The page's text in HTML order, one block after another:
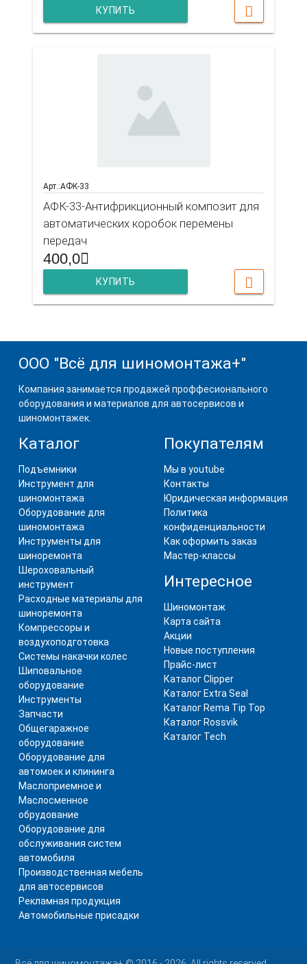
КУПИТЬ
Арт.:АФК-33
АФК-33-Антифрикционный композит для
автоматических коробок перемены
передач
400,0
КУПИТЬ
ООО "Всё для шиномонтажа+"
Компания занимается продажей проффесионального
оборудования и материалов для автосервисов и
шиномонтажек.
Каталог
Подъемники
Инструмент для
шиномонтажа
Оборудование для
шиномонтажа
Инструменты для
шиноремонта
Шероховальный
инструмент
Расходные материалы для
шиноремонта
Компрессоры и
воздухоподготовка
Системы накачки колес
Шиповальное
оборудование
Инструменты
Запчасти
Общегаражное
оборудование
Оборудование для
автомоек и клининга
Маслоприемное и
Маслосменное
обрудование
Оборудование для
обслуживания систем
автомобиля
Производственная мебель
для автосервисов
Рекламная продукция
Автомобильные присадки
Покупателям
Мы в youtube
Контакты
Юридическая информация
Политика
конфиденциальности
Как оформить заказ
Мастер-классы
Интересное
Шиномонтаж
Карта сайта
Акции
Новые поступления
Прайс-лист
Каталог Clipper
Каталог Extra Seal
Каталог Rema Tip Top
Каталог Rossvik
Каталог Tech